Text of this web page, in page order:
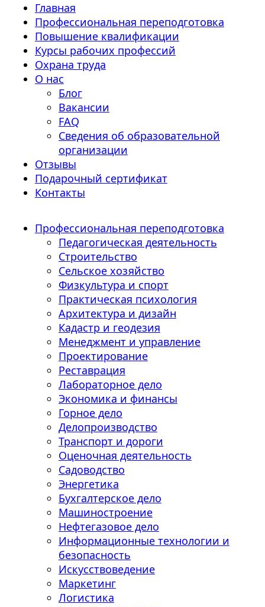
Главная
Профессиональная переподготовка
Повышение квалификации
Курсы рабочих профессий
Охрана труда
О нас
Блог
Вакансии
FAQ
Сведения об образовательной
организации
Отзывы
Подарочный сертификат
Контакты
Профессиональная переподготовка
Педагогическая деятельность
Строительство
Сельское хозяйство
Физкультура и спорт
Практическая психология
Архитектура и дизайн
Кадастр и геодезия
Менеджмент и управление
Проектирование
Реставрация
Лабораторное дело
Экономика и финансы
Горное дело
Делопроизводство
Транспорт и дороги
Оценочная деятельность
Садоводство
Энергетика
Бухгалтерское дело
Машиностроение
Нефтегазовое дело
Информационные технологии и
безопасность
Искусствоведение
Маркетинг
Логистика